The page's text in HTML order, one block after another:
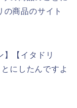
商品のサイト
】【イタドリ
にしたんですよ